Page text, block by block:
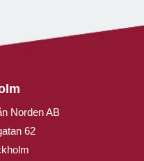
Norden AB
62